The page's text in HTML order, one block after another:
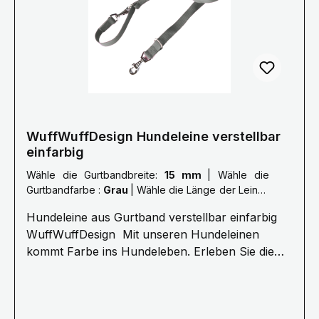
können abweichen. Größe Länge L: 2,0 Meter
deine Leine auch nach deinen Wünschen, bitte
nehme dazu Kontakt mit uns auf.
WuffWuffDesign Hundeleine verstellbar
einfarbig
Wähle die Gurtbandbreite: 15 mm
Gurtbandfarbe : Grau
Wähle die Länge der Leine :
Hundeleine aus Gurtband verstellbar einfarbig
WuffWuffDesign Mit unseren Hundeleinen
kommt Farbe ins Hundeleben. Erleben Sie die